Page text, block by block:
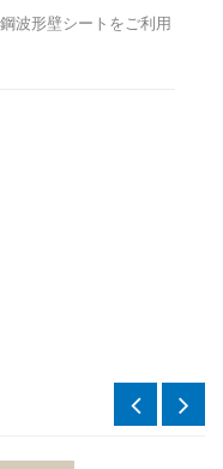
波形壁シートをご利用